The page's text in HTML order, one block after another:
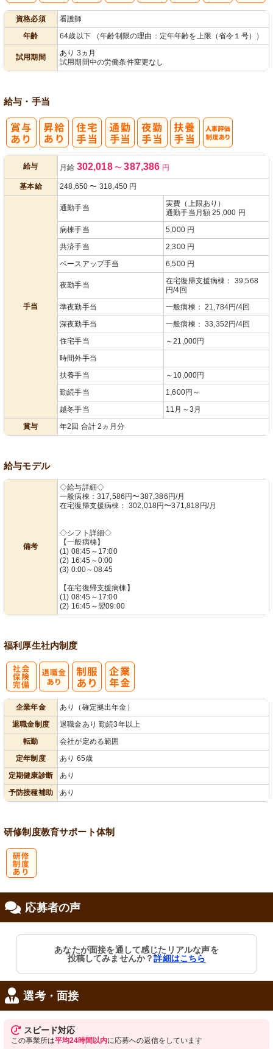
資格必須
看護師
年齢
64歳以下 （年齢制限の理由：定年年齢を上限（省令１号））
試用期間
あり 3ヵ月
試用期間中の労働条件変更なし
給与・手当
給与 月給 302,018 〜 387,386 円
基本給 248,650 〜 318,450 円
手当
通勤手当
実費（上限あり）
通勤手当月額 25,000 円
病棟手当
5,000 円
共済手当
2,300 円
ベースアップ手当
6,500 円
夜勤手当
在宅復帰支援病棟： 39,568
円/4回
準夜勤手当
一般病棟： 21,784円/4回
深夜勤手当
一般病棟： 33,352円/4回
住宅手当
～21,000円
時間外手当
扶養手当
～10,000円
勤続手当
1,600円～
越冬手当
11月～3月
賞与
年2回 合計 2ヵ月分
給与モデル
備考
◇給与詳細◇
一般病棟：317,586円〜387,386円/月
在宅復帰支援病棟： 302,018円〜371,818円/月
◇シフト詳細◇
【一般病棟】
(1) 08:45～17:00
(2) 16:45～0:00
(3) 0:00～08:45
【在宅復帰支援病棟】
(1) 08:45～17:00
(2) 16:45～翌09:00
福利厚生社内制度
企業年金
あり（確定拠出年金）
退職金制度
退職金あり 勤続3年以上
転勤
会社が定める範囲
定年制度
あり 65歳
定期健康診断
あり
予防接種補助
あり
研修制度教育サポート体制
応募者の声
あなたが面接を通して感じたリアルな声を
投稿してみませんか？詳細はこちら
選考・面接
スピード対応
この事業所は平均24時間以内に応募への返信をしています